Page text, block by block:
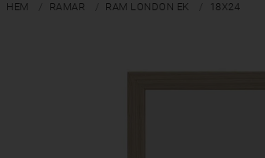
HEM RAMAR RAM LONDON EK 18X24